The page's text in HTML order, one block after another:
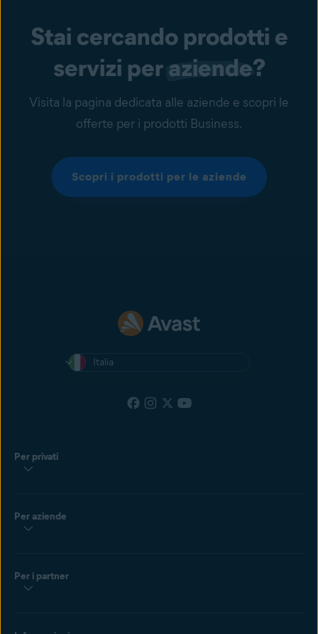
Stai cercando prodotti e
servizi peraziende?
Visita la pagina dedicata alle aziende e scopri le
offerte per i prodotti Business.
Scopri i prodotti per le aziende
Italia
Per privati
Per aziende
Per i partner